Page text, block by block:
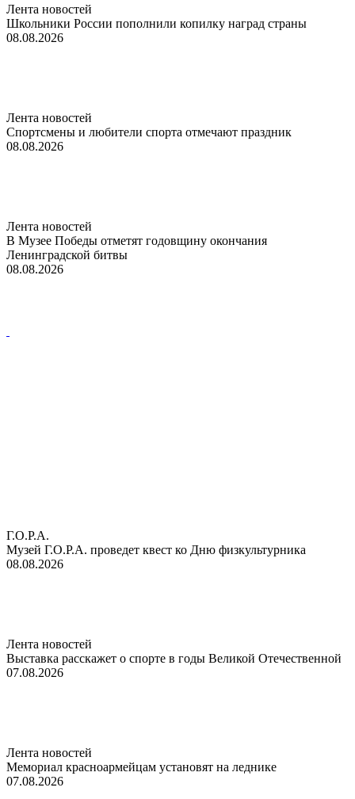
Лента новостей
Школьники России пополнили копилку наград страны
08.08.2026
Лента новостей
Спортсмены и любители спорта отмечают праздник
08.08.2026
Лента новостей
В Музее Победы отметят годовщину окончания
Ленинградской битвы
08.08.2026
Г.О.Р.А.
Музей Г.О.Р.А. проведет квест ко Дню физкультурника
08.08.2026
Лента новостей
Выставка расскажет о спорте в годы Великой Отечественной
07.08.2026
Лента новостей
Мемориал красноармейцам установят на леднике
07.08.2026